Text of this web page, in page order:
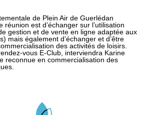
de Plein Air de Guerlédan
réunion est d’échanger sur l’utilisation
gestion et de vente en ligne adaptée aux
mais également d’échanger et d’être
des activités de loisirs.
vous E-Club, interviendra Karine
reconnue en commercialisation des
.